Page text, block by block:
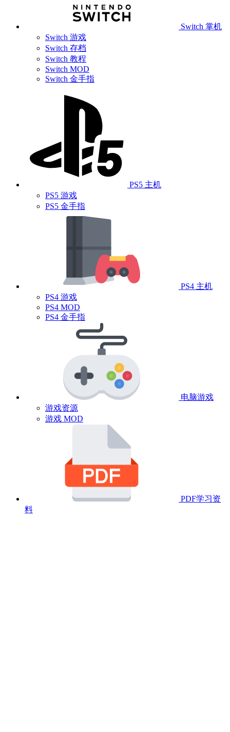
Switch 掌机
Switch 游戏
Switch 存档
Switch 教程
Switch MOD
Switch 金手指
PS5 主机
PS5 游戏
PS5 金手指
PS4 主机
PS4 游戏
PS4 MOD
PS4 金手指
电脑游戏
游戏资源
游戏 MOD
PDF学习资
料